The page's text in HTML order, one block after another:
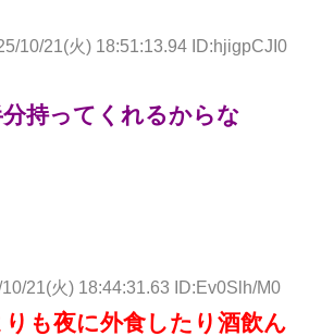
10/21(火) 18:51:13.94 ID:hjigpCJI0
持ってくれるからな
21(火) 18:44:31.63 ID:Ev0Slh/M0
も夜に外食したり酒飲ん